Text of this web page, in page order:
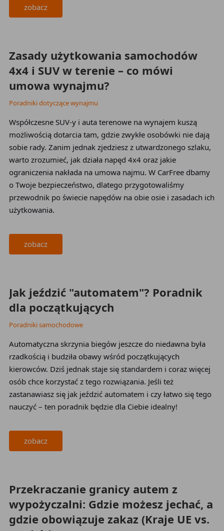
zobacz
2026-03-24
Zasady użytkowania samochodów
4x4 i SUV w terenie – co mówi
umowa wynajmu?
Poradniki dotyczące wynajmu
Współczesne SUV-y i auta terenowe na wynajem kuszą
możliwością dotarcia tam, gdzie zwykłe osobówki nie dają
sobie rady. Zanim jednak zjedziesz z utwardzonego szlaku,
warto zrozumieć, jak działa napęd 4x4 oraz jakie
ograniczenia nakłada na umowa najmu. W CarFree dbamy
o Twoje bezpieczeństwo, dlatego przygotowaliśmy
przewodnik po świecie napędów na obie osie i zasadach ich
użytkowania.
zobacz
2026-03-12
Jak jeździć "automatem"? Poradnik
dla początkujących
Poradniki samochodowe
Automatyczna skrzynia biegów jeszcze do niedawna była
rzadkością i budziła obawy wśród początkujących
kierowców. Dziś jednak staje się standardem i coraz więcej
osób chce korzystać z tego rozwiązania. Jeśli też
zastanawiasz się jak jeździć automatem i czy łatwo się tego
nauczyć – ten poradnik będzie dla Ciebie idealny!
zobacz
2026-03-12
Przekraczanie granicy autem z
wypożyczalni: Gdzie możesz jechać, a
gdzie obowiązuje zakaz (Kraje UE vs.